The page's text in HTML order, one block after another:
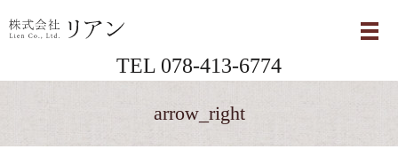
メ
TEL 078-413-6774
arrow_right